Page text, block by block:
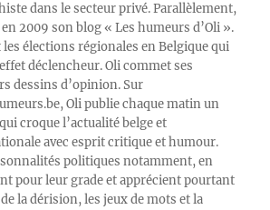
dans le secteur privé. Parallèlement,
2009 son blog « Les humeurs d’Oli ».
les élections régionales en Belgique qui
déclencheur. Oli commet ses
dessins d’opinion. Sur
Oli publie chaque matin un
croque l’actualité belge et
avec esprit critique et humour.
politiques notamment, en
pour leur grade et apprécient pourtant
la dérision, les jeux de mots et la